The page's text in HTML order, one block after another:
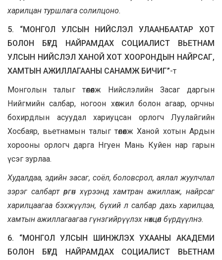
харилцан туршлага солилцоно.
5. “МОНГОЛ УЛСЫН НИЙСЛЭЛ УЛААНБААТАР ХОТ
БОЛОН БҮГД НАЙРАМДАХ СОЦИАЛИСТ ВЬЕТНАМ
УЛСЫН НИЙСЛЭЛ ХАНОЙ ХОТ ХООРОНДЫН НАЙРСАГ,
ХАМТЫН АЖИЛЛАГААНЫ САНАМЖ БИЧИГ”-т
Монголын талыг төлөөлж Нийслэлийн Засаг даргын
Нийгмийн салбар, ногоон хөгжил болон агаар, орчны
бохирдлын асуудал хариуцсан орлогч Луулайгийн
Хосбаяр, вьетнамын талыг төлөөлж Ханой хотын Ардын
хорооны орлогч дарга Нгуен Мань Куйен нар гарын
үсэг зурлаа.
Худалдаа, эдийн засаг, соёл, боловсрол, аялал жуулчлал
зэрэг салбарт өргөн хүрээнд хамтран ажиллаж, найрсаг
харилцаагаа бэхжүүлэн, бүхий л салбар дахь харилцаа,
хамтын ажиллагаагаа гүнзгийрүүлэх нөхцөл бүрдүүлнэ.
6. “МОНГОЛ УЛСЫН ШИНЖЛЭХ УХААНЫ АКАДЕМИ
БОЛОН БҮГД НАЙРАМДАХ СОЦИАЛИСТ ВЬЕТНАМ